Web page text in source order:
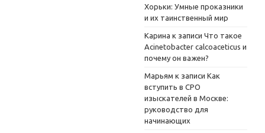
Хорьки: Умные проказники
и их таинственный мир
Карина к записи Что такое
Acinetobacter calcoaceticus и
почему он важен?
Марьям к записи Как
вступить в СРО
изыскателей в Москве:
руководство для
начинающих